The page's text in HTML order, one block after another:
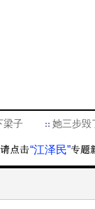
梁子 她三步毁
“江泽民”